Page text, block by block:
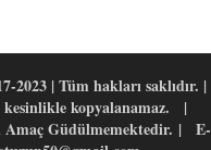
2023 | Tüm hakları saklıdır. |
kopyalanamaz. |
Amaç Güdülmemektedir. | E-